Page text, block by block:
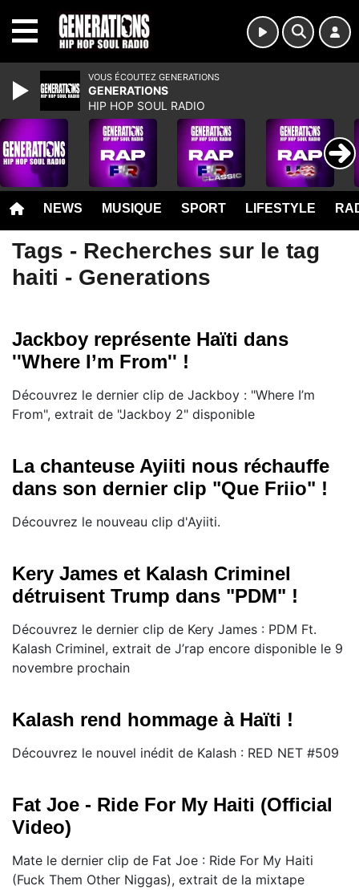
NEWS MUSIQUE SPORT LIFESTYLE
Tags - Recherches sur le tag
haiti - Generations
Jackboy représente Haïti dans
''Where I’m From'' !
Découvrez le dernier clip de Jackboy : "Where I’m
From", extrait de "Jackboy 2" disponible
La chanteuse Ayiiti nous réchauffe
dans son dernier clip "Que Friio" !
Découvrez le nouveau clip d'Ayiiti.
Kery James et Kalash Criminel
détruisent Trump dans "PDM" !
Découvrez le dernier clip de Kery James : PDM Ft.
Kalash Criminel, extrait de J’rap encore disponible le 9
novembre prochain
Kalash rend hommage à Haïti !
Découvrez le nouvel inédit de Kalash : RED NET #509
Fat Joe - Ride For My Haiti (Official
Video)
Mate le dernier clip de Fat Joe : Ride For My Haiti
(Fuck Them Other Niggas), extrait de la mixtape
VOUS ÉCOUTEZ GENERATIONS
GENERATIONS
HIP HOP SOUL RADIO